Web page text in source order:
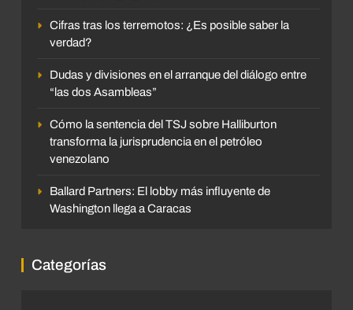
Cifras tras los terremotos: ¿Es posible saber la
verdad?
Dudas y divisiones en el arranque del diálogo entre
“las dos Asambleas”
Cómo la sentencia del TSJ sobre Halliburton
transforma la jurisprudencia en el petróleo
venezolano
Ballard Partners: El lobby más influyente de
Washington llega a Caracas
Categorías